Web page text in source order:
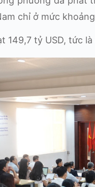
chỉ ở mức
149,7 tỷ USD, tức